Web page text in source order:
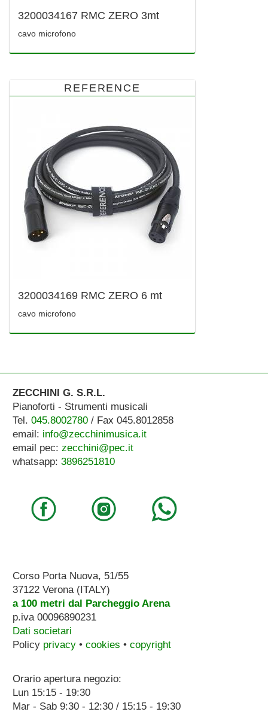
3200034167 RMC ZERO 3mt
cavo microfono
REFERENCE
3200034169 RMC ZERO 6 mt
cavo microfono
ZECCHINI G. S.R.L.
Pianoforti - Strumenti musicali
Tel. 045.8002780/ Fax 045.8012858
email: info@zecchinimusica.it
email pec: zecchini@pec.it
whatsapp: 3896251810
Corso Porta Nuova, 51/55
37122 Verona (ITALY)
a 100 metri dal Parcheggio Arena
p.iva 00096890231
Dati societari
Policy privacy• cookies • copyright
Orario apertura negozio:
Lun 15:15 - 19:30
Mar - Sab 9:30 - 12:30 / 15:15 - 19:30